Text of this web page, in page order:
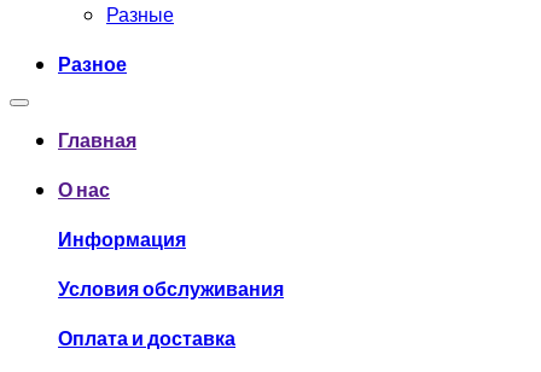
Разные
Разное
Главная
О нас
Информация
Условия обслуживания
Оплата и доставка